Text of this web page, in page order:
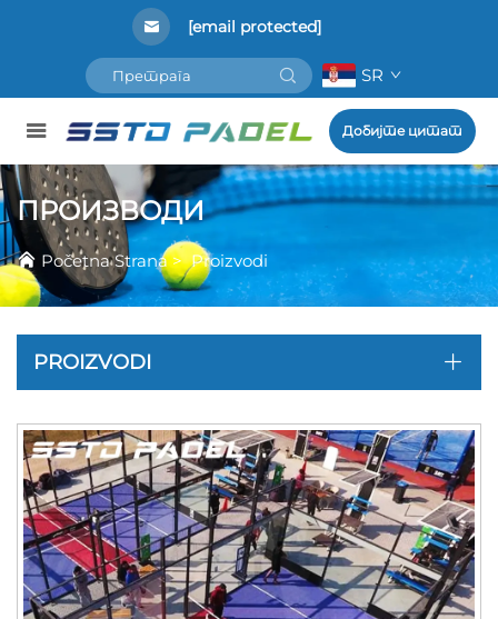
[email protected]
SR
Добијте цитат
ПРОИЗВОДИ
Početna Strana>Proizvodi
PROIZVODI